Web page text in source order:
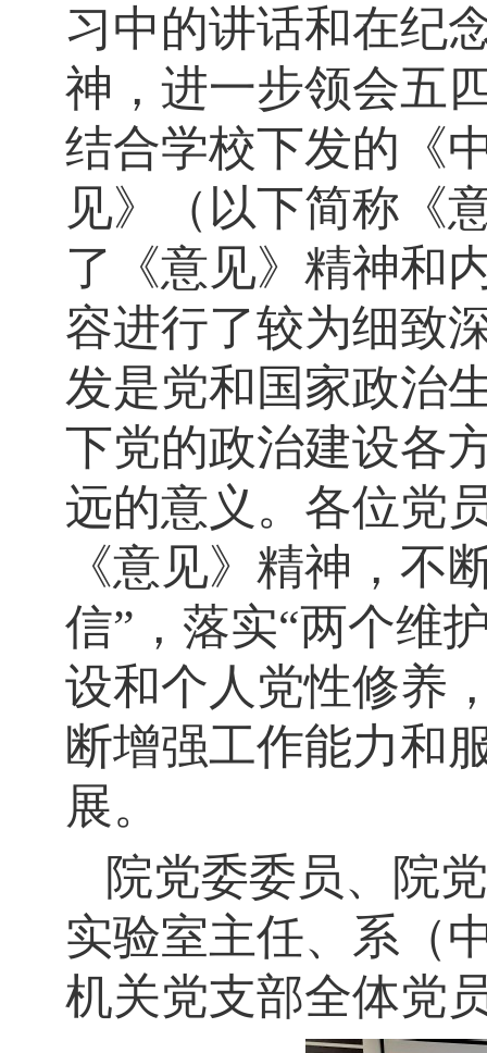
习中的讲话和在纪
神，进一步领会五
结合学校下发的《
见》（以下简称《
了《意见》精神和
容进行了较为细致
发是党和国家政治
下党的政治建设各
远的意义。各位党
《意见》精神，不
信”，落实“两个维
设和个人党性修养
断增强工作能力和
展。
院党委委员、院
实验室主任、系（
机关党支部全体党